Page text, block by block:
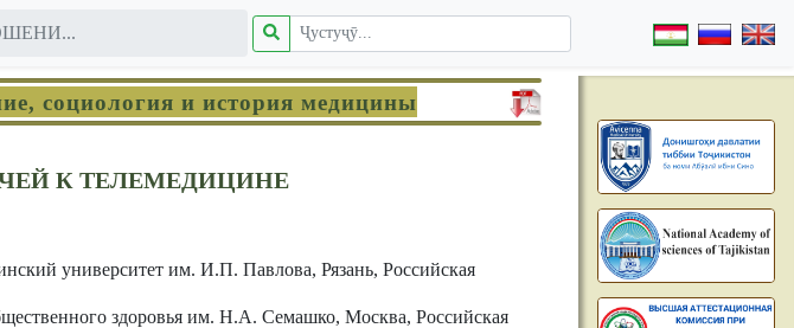
социология и история медицины
К ТЕЛЕМЕДИЦИНЕ
университет им. И.П. Павлова, Рязань, Российская
здоровья им. Н.А. Семашко, Москва, Российская